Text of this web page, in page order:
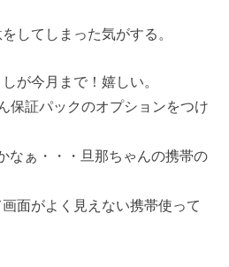
してしまった気がする。
が今月まで！嬉しい。
保証パックのオプションをつけ
なぁ・・・旦那ちゃんの携帯の
面がよく見えない携帯使って